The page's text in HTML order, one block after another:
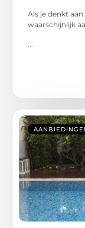
Als je denkt
waarschijnlijk